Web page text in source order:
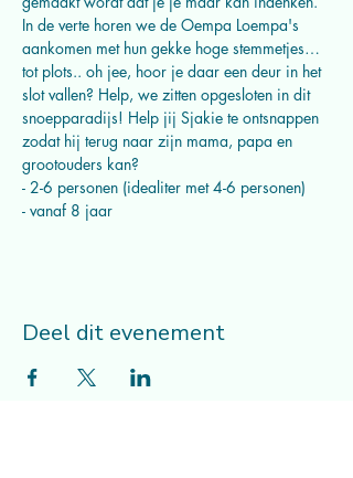
In de verte horen we de Oempa Loempa's
aankomen met hun gekke hoge stemmetjes…
tot plots.. oh jee, hoor je daar een deur in het
slot vallen? Help, we zitten opgesloten in dit
snoepparadijs! Help jij Sjakie te ontsnappen
zodat hij terug naar zijn mama, papa en
grootouders kan?
- 2-6 personen (idealiter met 4-6 personen)
- vanaf 8 jaar
Deel dit evenement